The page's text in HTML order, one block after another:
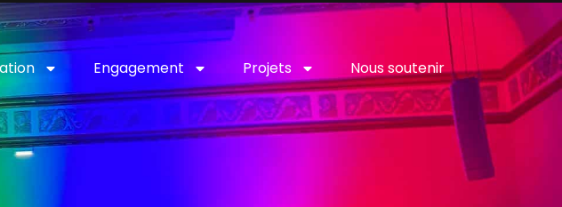
Engagement Projets Nous soutenir